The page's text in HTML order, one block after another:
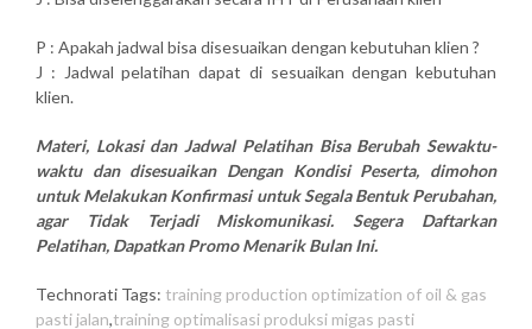
P : Apakah jadwal bisa disesuaikan dengan kebutuhan klien ?
J : Jadwal pelatihan dapat di sesuaikan dengan kebutuhan
klien.
Materi, Lokasi dan Jadwal Pelatihan Bisa Berubah Sewaktu-
waktu dan disesuaikan Dengan Kondisi Peserta, dimohon
untuk Melakukan Konfirmasi untuk Segala Bentuk Perubahan,
agar Tidak Terjadi Miskomunikasi. Segera Daftarkan
Pelatihan, Dapatkan Promo Menarik Bulan Ini.
Technorati Tags: training production optimization of oil & gas
pasti jalan,training optimalisasi produksi migas pasti